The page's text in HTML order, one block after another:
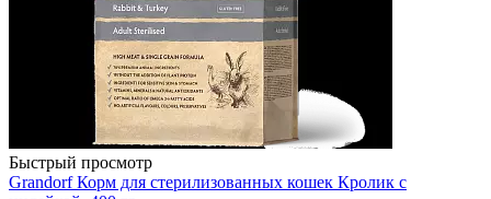
Быстрый просмотр
Grandorf Корм для стерилизованных кошек Кролик с